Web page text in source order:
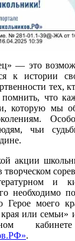
— это
к истории
тех,
что
которую мы
чьи
акции
творческом
и
необходимо
Герое моего
или семьи»
.